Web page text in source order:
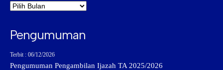
Pengumuman
Terbit : 06/12/2026
Pengumuman Pengambilan Ijazah TA 2025/2026